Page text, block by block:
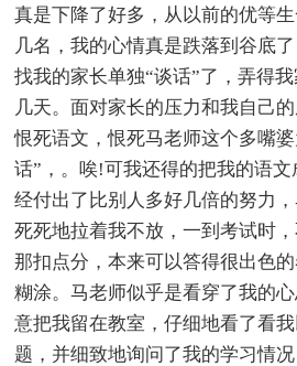
真是下降了好多，从以前的优等
几名，我的心情真是跌落到谷底
找我的家长单独“谈话”了，弄得
几天。面对家长的压力和我自己
恨死语文，恨死马老师这个多嘴
话”，。唉!可我还得的把我的语
经付出了比别人多好几倍的努力
死死地拉着我不放，一到考试时
那扣点分，本来可以答得很出色
糊涂。马老师似乎是看穿了我的
意把我留在教室，仔细地看了看
题，并细致地询问了我的学习情